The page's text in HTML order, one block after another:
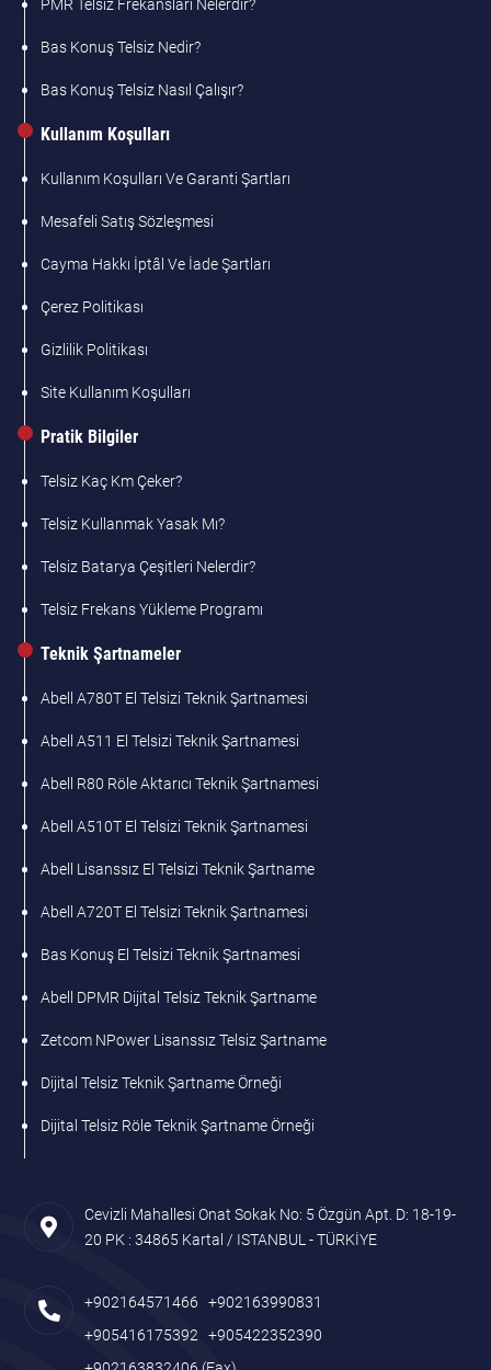
PMR Telsiz Frekansları Nelerdir?
Bas Konuş Telsiz Nedir?
Bas Konuş Telsiz Nasıl Çalışır?
Kullanım Koşulları
Kullanım Koşulları Ve Garanti Şartları
Mesafeli Satış Sözleşmesi
Cayma Hakkı İptâl Ve İade Şartları
Çerez Politikası
Gizlilik Politikası
Site Kullanım Koşulları
Pratik Bilgiler
Telsiz Kaç Km Çeker?
Telsiz Kullanmak Yasak Mı?
Telsiz Batarya Çeşitleri Nelerdir?
Telsiz Frekans Yükleme Programı
Teknik Şartnameler
Abell A780T El Telsizi Teknik Şartnamesi
Abell A511 El Telsizi Teknik Şartnamesi
Abell R80 Röle Aktarıcı Teknik Şartnamesi
Abell A510T El Telsizi Teknik Şartnamesi
Abell Lisanssız El Telsizi Teknik Şartname
Abell A720T El Telsizi Teknik Şartnamesi
Bas Konuş El Telsizi Teknik Şartnamesi
Abell DPMR Dijital Telsiz Teknik Şartname
Zetcom NPower Lisanssız Telsiz Şartname
Dijital Telsiz Teknik Şartname Örneği
Dijital Telsiz Röle Teknik Şartname Örneği
Cevizli Mahallesi Onat Sokak No: 5 Özgün Apt. D: 18-19-
20 PK : 34865 Kartal / ISTANBUL - TÜRKİYE
+902164571466
+902163990831
+905416175392
+905422352390